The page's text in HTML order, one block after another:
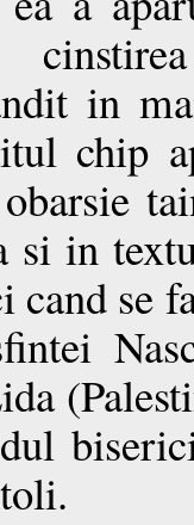
in
chip
si in
cand se